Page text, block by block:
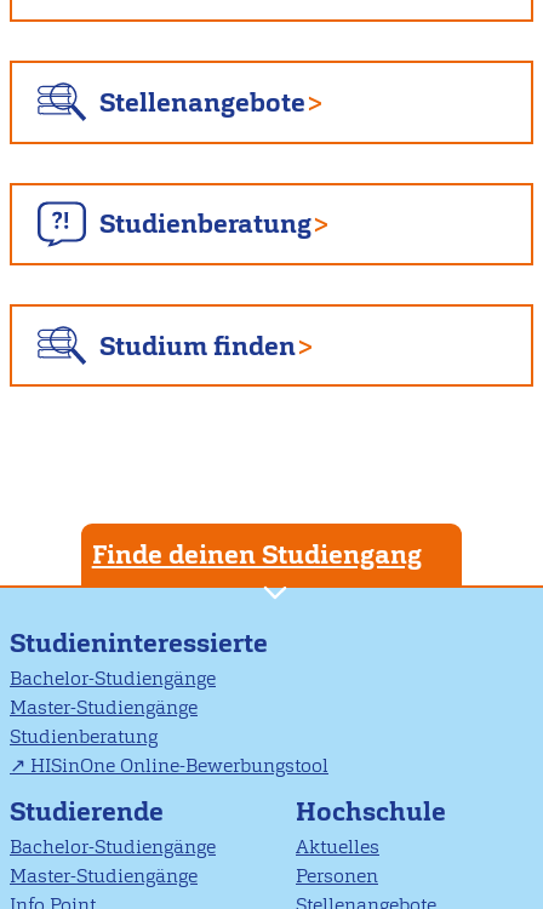
Stellenangebote
Studienberatung
Studium finden
Finde deinen Studiengang
Studieninteressierte
Bachelor-Studiengänge
Master-Studiengänge
Studienberatung
HISinOne Online-Bewerbungstool
Studierende
Bachelor-Studiengänge
Master-Studiengänge
Hochschule
Aktuelles
Personen